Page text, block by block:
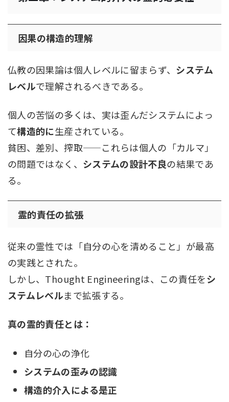
因果の構造的理解
仏教の因果論は個人レベルに留まらず、 システム
レベルで理解されるべきである。
個人の苦悩の多くは、実は歪んだシステムによっ
て構造的に生産されている。
貧困、差別、搾取——これらは個人の「カルマ」
の問題ではなく、 システムの設計不良の結果であ
る。
霊的責任の拡張
従来の霊性では「自分の心を清めること」が最高
の実践とされた。
しかし、Thought Engineeringは、この責任をシ
ステムレベルまで拡張する。
真の霊的責任とは：
自分の心の浄化
システムの歪みの認識
構造的介入による是正